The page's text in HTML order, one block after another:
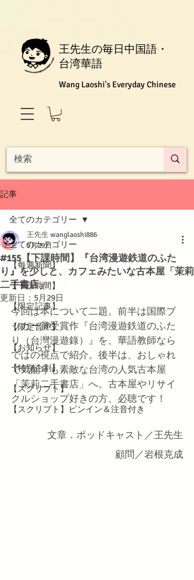
王先生の毎日中国語・
台湾華語
Wang Laoshi's Everyday Chinese
記事
全てのカテゴリー
【每週新聞】
【下課時間】
【限定記事】
【限定音声】
【お知らせ】
【特別企劃】
【スクリプト】
【スクリプト】ピンイン＆注音付き
全てのカテゴリー
#155【下課時間】『台湾漫遊鉄道のふた
り』を少しと、カフェみたいな古本屋「茉莉
二手書店」
王先生 wanglaoshi886
5月29日
更新日： 5月29日
今回は本について二題。前半は国際ブ
ッカー賞受賞作『台湾漫遊鉄道のふた
り（台灣漫遊錄）』を、華語教師なら
ではの視点で紹介。後半は、おしゃれ
で気配りも素敵な台湾の人気古本屋
「茉莉二手書店」へ。古本屋やリサイ
クルショップ好きの方、必聴です！
文章．ポッドキャスト／王先生
顧問／岩根克成